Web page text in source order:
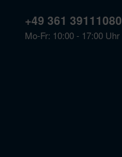
+49 361 39111080
Mo-Fr: 10:00 - 17:00 Uhr